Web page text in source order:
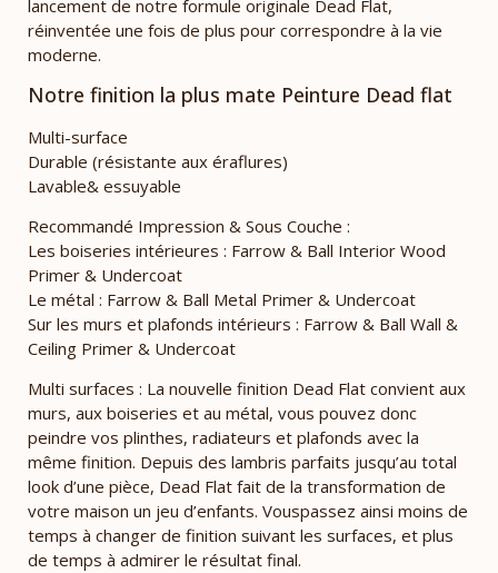
lancement de notre formule originale Dead Flat,
réinventée une fois de plus pour correspondre à la vie
moderne.
Notre finition la plus mate Peinture Dead flat
Multi-surface
Durable (résistante aux éraflures)
Lavable& essuyable
Recommandé Impression & Sous Couche :
Les boiseries intérieures : Farrow & Ball Interior Wood
Primer & Undercoat
Le métal : Farrow & Ball Metal Primer & Undercoat
Sur les murs et plafonds intérieurs : Farrow & Ball Wall &
Ceiling Primer & Undercoat
Multi surfaces : La nouvelle finition Dead Flat convient aux
murs, aux boiseries et au métal, vous pouvez donc
peindre vos plinthes, radiateurs et plafonds avec la
même finition. Depuis des lambris parfaits jusqu’au total
look d’une pièce, Dead Flat fait de la transformation de
votre maison un jeu d’enfants. Vouspassez ainsi moins de
temps à changer de finition suivant les surfaces, et plus
de temps à admirer le résultat final.